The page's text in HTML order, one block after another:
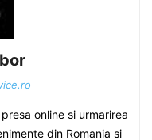
online si urmarirea
din Romania si